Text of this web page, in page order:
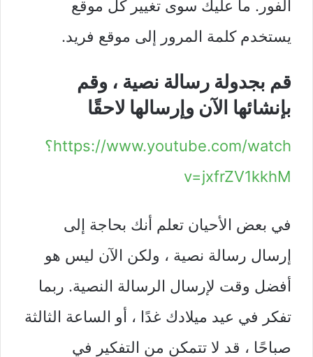
الفور. ما عليك سوى تغيير كل موقع
يستخدم كلمة المرور إلى موقع فريد.
قم بجدولة رسالة نصية ، وقم
بإنشائها الآن وإرسالها لاحقًا
https://www.youtube.com/watch؟
v=jxfrZV1kkhM
في بعض الأحيان تعلم أنك بحاجة إلى
إرسال رسالة نصية ، ولكن الآن ليس هو
أفضل وقت لإرسال الرسالة النصية. ربما
تفكر في عيد ميلادك غدًا ، أو الساعة الثالثة
صباحًا ، قد لا تتمكن من التفكير في